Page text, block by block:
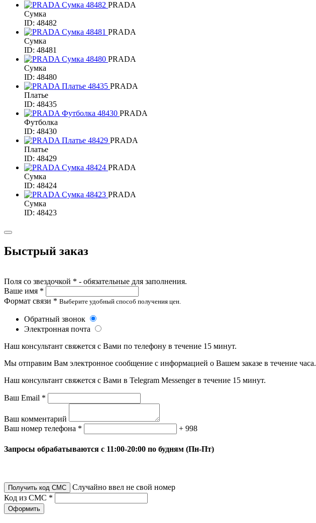
PRADA
Сумка
ID: 48482
PRADA
Сумка
ID: 48481
PRADA
Сумка
ID: 48480
PRADA
Платье
ID: 48435
PRADA
Футболка
ID: 48430
PRADA
Платье
ID: 48429
PRADA
Сумка
ID: 48424
PRADA
Сумка
ID: 48423
Быстрый заказ
Поля со звездочкой * - обязательные для заполнения.
Ваше имя *
Формат связи * Выберите удобный способ получения цен.
Обратный звонок
Электронная почта
Наш консультант свяжется с Вами по телефону в течение 15 минут.
Мы отправим Вам электронное сообщение с информацией о Вашем заказе в течение часа.
Наш консультант свяжется с Вами в Telegram Messenger в течение 15 минут.
Ваш Email *
Ваш комментарий
Ваш номер телефона *
+ 998
Запросы обрабатываются с 11:00-20:00 по будням (Пн-Пт)
Получить код СМС
Случайно ввел не свой номер
Код из СМС *
Оформить